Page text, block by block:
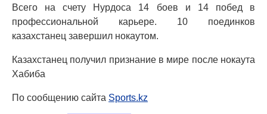
Всего на счету Нурдоса 14 боев и 14 побед в
профессиональной карьере. 10 поединков
казахстанец завершил нокаутом.
Казахстанец получил признание в мире после нокаута
Хабиба
По сообщению сайта Sports.kz